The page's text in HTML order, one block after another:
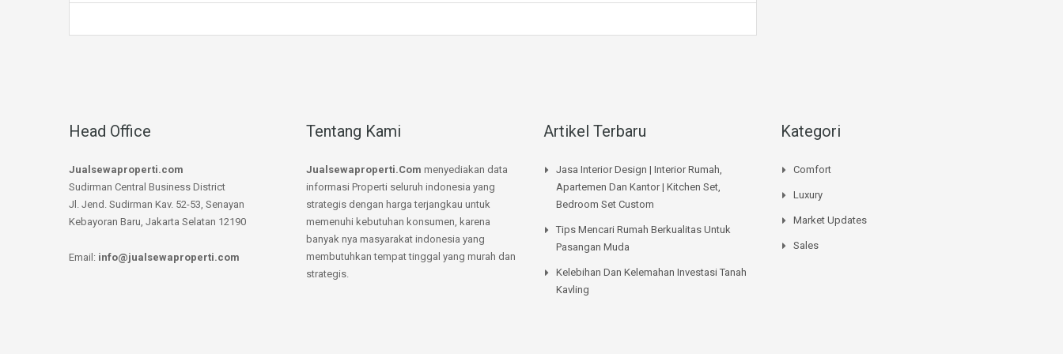
Head Office
Jualsewaproperti.com
Sudirman Central Business District
Jl. Jend. Sudirman Kav. 52-53, Senayan
Kebayoran Baru, Jakarta Selatan 12190
Email: info@jualsewaproperti.com
Tentang Kami
Jualsewaproperti.Com menyediakan data
informasi Properti seluruh indonesia yang
strategis dengan harga terjangkau untuk
memenuhi kebutuhan konsumen, karena
banyak nya masyarakat indonesia yang
membutuhkan tempat tinggal yang murah dan
strategis.
Artikel Terbaru
Jasa Interior Design | Interior Rumah,
Apartemen Dan Kantor | Kitchen Set,
Bedroom Set Custom
Tips Mencari Rumah Berkualitas Untuk
Pasangan Muda
Kelebihan Dan Kelemahan Investasi Tanah
Kavling
Kategori
Comfort
Luxury
Market Updates
Sales